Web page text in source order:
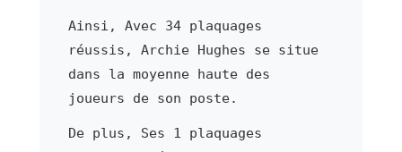
Ainsi, Avec 34 plaquages
réussis, Archie Hughes se situe
dans la moyenne haute des
joueurs de son poste.
De plus, Ses 1 plaquages